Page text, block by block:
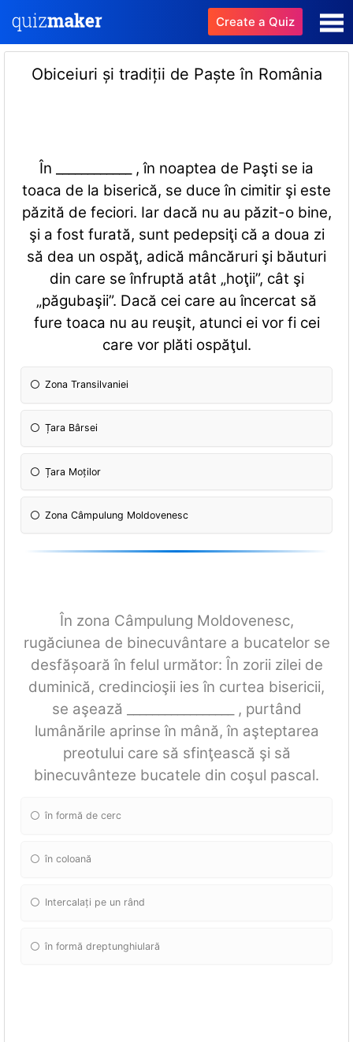
Create a Quiz
Obiceiuri și tradiții de Paște în România
În ____________ , în noaptea de Paşti se ia
toaca de la biserică, se duce în cimitir şi este
păzită de feciori. Iar dacă nu au păzit-o bine,
şi a fost furată, sunt pedepsiţi că a doua zi
să dea un ospăţ, adică mâncăruri şi băuturi
din care se înfruptă atât „hoţii”, cât şi
„păgubaşii”. Dacă cei care au încercat să
fure toaca nu au reuşit, atunci ei vor fi cei
care vor plăti ospăţul.
Zona Transilvaniei
Țara Bârsei
Țara Moților
Zona Câmpulung Moldovenesc
În zona Câmpulung Moldovenesc,
rugăciunea de binecuvântare a bucatelor se
desfășoară în felul următor: În zorii zilei de
duminică, credincioşii ies în curtea bisericii,
se aşează _________________ , purtând
lumânările aprinse în mână, în aşteptarea
preotului care să sfinţească şi să
binecuvânteze bucatele din coşul pascal.
în formă de cerc
în coloană
Intercalați pe un rând
în formă dreptunghiulară